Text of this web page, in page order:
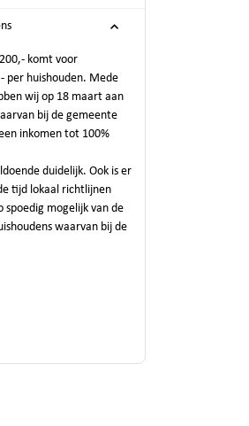
komt voor
per huishouden. Mede
wij op 18 maart aan
bij de gemeente
inkomen tot 100%
duidelijk. Ook is er
tijd lokaal richtlijnen
spoedig mogelijk van de
waarvan bij de